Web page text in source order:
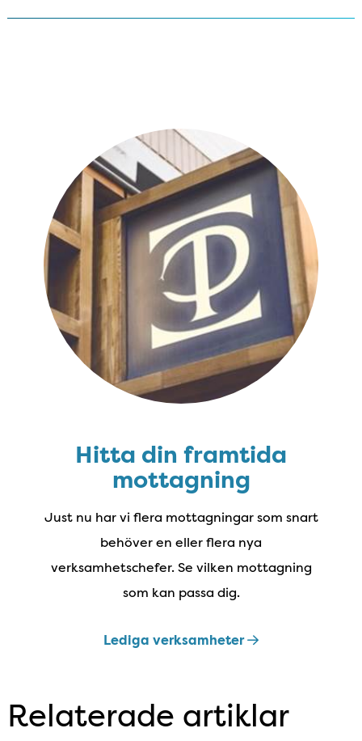
Hitta din framtida
mottagning
Just nu har vi flera mottagningar som snart
behöver en eller flera nya
verksamhetschefer. Se vilken mottagning
som kan passa dig.
Lediga verksamheter
Relaterade artiklar